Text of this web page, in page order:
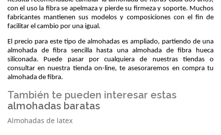
con el uso la fibra se apelmaza y pierde su firmeza y soporte. Muchos
fabricantes mantienen sus modelos y composiciones con el fin de
facilitar el cambio por una igual.
El precio para este tipo de almohadas es ampliado, partiendo de una
almohada de fibra sencilla hasta una almohada de fibra hueca
siliconada. Puede pasar por cualquiera de nuestras tiendas o
consultar en nuestra tienda on-line, te asesoraremos en compra tu
almohada de fibra.
También te pueden interesar estas
almohadas baratas
Almohadas de latex